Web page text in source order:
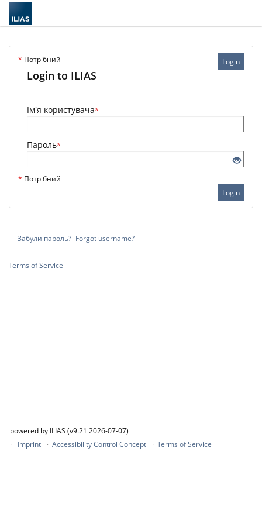
Login
* Потрібний
Login to ILIAS
Ім'я користувача*
Пароль*
* Потрібний
Login
Забули пароль? Forgot username?
Terms of Service
powered by ILIAS (v9.21 2026-07-07)
Imprint
Accessibility Control Concept Terms of Service